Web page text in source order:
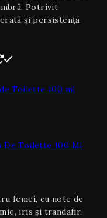
Potrivit
și persistență
De Toilette 100 Ml
femei, cu note de
iris și trandafir,